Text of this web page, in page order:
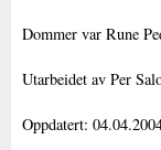
Dommer var Rune
Utarbeidet av Per
Oppdatert: